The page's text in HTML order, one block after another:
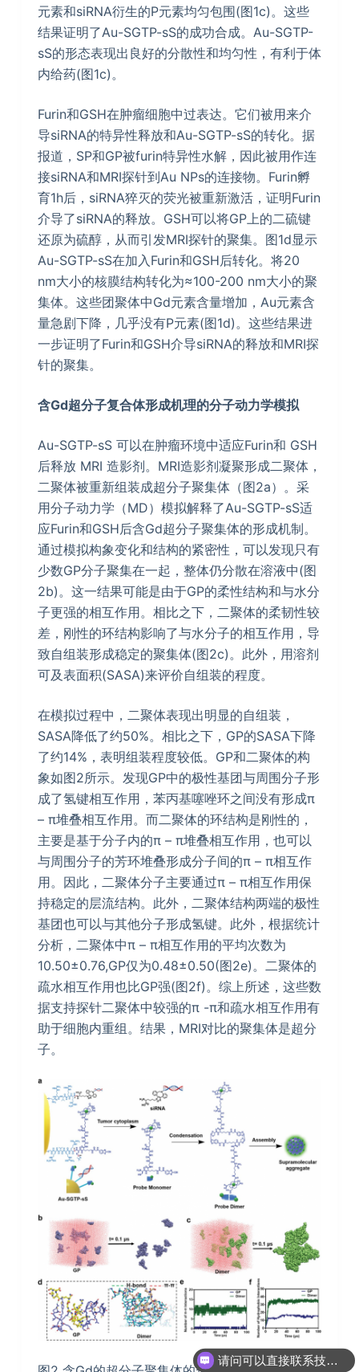
元素和siRNA衍生的P元素均匀包围(图1c)。这些
结果证明了Au-SGTP-sS的成功合成。Au-SGTP-
sS的形态表现出良好的分散性和均匀性，有利于体
内给药(图1c)。
Furin和GSH在肿瘤细胞中过表达。它们被用来介
导siRNA的特异性释放和Au-SGTP-sS的转化。据
报道，SP和GP被furin特异性水解，因此被用作连
接siRNA和MRI探针到Au NPs的连接物。Furin孵
育1h后，siRNA猝灭的荧光被重新激活，证明Furin
介导了siRNA的释放。GSH可以将GP上的二硫键
还原为硫醇，从而引发MRI探针的聚集。图1d显示
Au-SGTP-sS在加入Furin和GSH后转化。将20
nm大小的核膜结构转化为≈100-200 nm大小的聚
集体。这些团聚体中Gd元素含量增加，Au元素含
量急剧下降，几乎没有P元素(图1d)。这些结果进
一步证明了Furin和GSH介导siRNA的释放和MRI探
针的聚集。
含Gd超分子复合体形成机理的分子动力学模拟
Au-SGTP-sS 可以在肿瘤环境中适应Furin和 GSH
后释放 MRI 造影剂。MRI造影剂凝聚形成二聚体，
二聚体被重新组装成超分子聚集体（图2a）。采
用分子动力学（MD）模拟解释了Au-SGTP-sS适
应Furin和GSH后含Gd超分子聚集体的形成机制。
通过模拟构象变化和结构的紧密性，可以发现只有
少数GP分子聚集在一起，整体仍分散在溶液中(图
2b)。这一结果可能是由于GP的柔性结构和与水分
子更强的相互作用。相比之下，二聚体的柔韧性较
差，刚性的环结构影响了与水分子的相互作用，导
致自组装形成稳定的聚集体(图2c)。此外，用溶剂
可及表面积(SASA)来评价自组装的程度。
在模拟过程中，二聚体表现出明显的自组装，
SASA降低了约50%。相比之下，GP的SASA下降
了约14%，表明组装程度较低。GP和二聚体的构
象如图2所示。发现GP中的极性基团与周围分子形
成了氢键相互作用，苯丙基噻唑环之间没有形成π
– π堆叠相互作用。而二聚体的环结构是刚性的，
主要是基于分子内的π – π堆叠相互作用，也可以
与周围分子的芳环堆叠形成分子间的π – π相互作
用。因此，二聚体分子主要通过π – π相互作用保
持稳定的层流结构。此外，二聚体结构两端的极性
基团也可以与其他分子形成氢键。此外，根据统计
分析，二聚体中π – π相互作用的平均次数为
10.50±0.76,GP仅为0.48±0.50(图2e)。二聚体的
疏水相互作用也比GP强(图2f)。综上所述，这些数
据支持探针二聚体中较强的π -π和疏水相互作用有
助于细胞内重组。结果，MRI对比的聚集体是超分
子。
你们是怎么收费的呢？